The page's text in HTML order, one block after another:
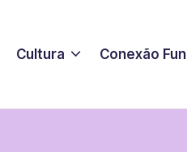
Cultura Conexão Fun